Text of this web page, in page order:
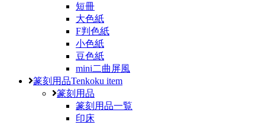
短冊
大色紙
F判色紙
小色紙
豆色紙
mini二曲屏風
篆刻用品Tenkoku item
篆刻用品
篆刻用品一覧
印床